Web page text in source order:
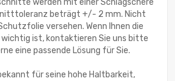
werden mit einer Schlagschere
beträgt +/- 2 mm. Nicht
versehen. Wenn Ihnen die
ist, kontaktieren Sie uns bitte
eine passende Lösung für Sie.
für seine hohe Haltbarkeit,